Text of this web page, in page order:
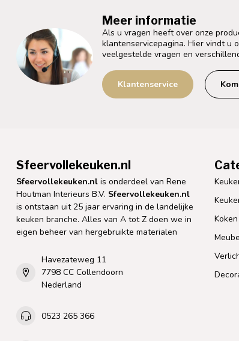
Meer informatie
Als u vragen heeft over onze
klantenservicepagina. Hier vindt u
veelgestelde vragen en
Klantenservice
Sfeervollekeuken.nl
Sfeervollekeuken.nl is onderdeel van Rene
Houtman Interieurs B.V. Sfeervollekeuken.nl
is ontstaan uit 25 jaar ervaring in de landelijke
keuken branche. Alles van A tot Z doen we in
eigen beheer van hergebruikte materialen
Havezateweg 11
7798 CC Collendoorn
Nederland
0523 265 366